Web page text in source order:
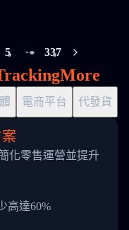
5
More pages
337
電商平台 代發貨
化零售運營並提升
高達60%